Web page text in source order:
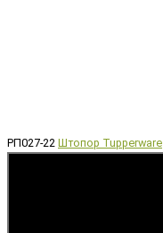
РП027-22 Штопор Tupperware